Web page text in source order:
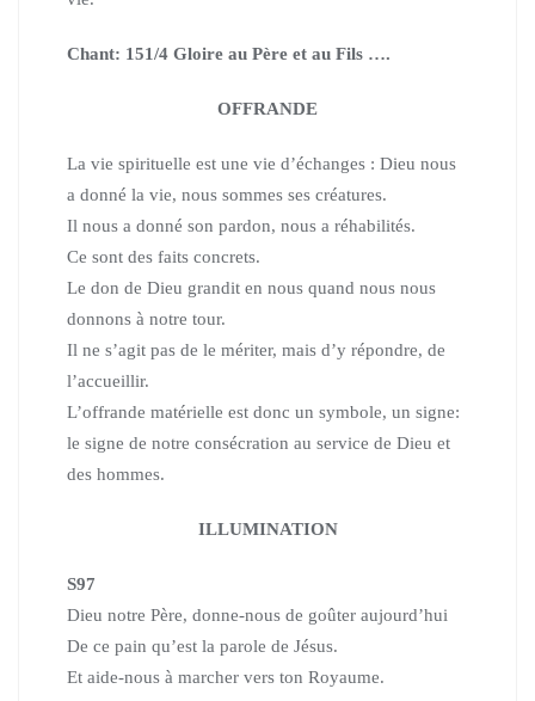
Chant: 151/4 Gloire au Père et au Fils ….
OFFRANDE
La vie spirituelle est une vie d’échanges : Dieu nous
a donné la vie, nous sommes ses créatures.
Il nous a donné son pardon, nous a réhabilités.
Ce sont des faits concrets.
Le don de Dieu grandit en nous quand nous nous
donnons à notre tour.
Il ne s’agit pas de le mériter, mais d’y répondre, de
l’accueillir.
L’offrande matérielle est donc un symbole, un signe:
le signe de notre consécration au service de Dieu et
des hommes.
ILLUMINATION
S97
Dieu notre Père, donne-nous de goûter aujourd’hui
De ce pain qu’est la parole de Jésus.
Et aide-nous à marcher vers ton Royaume.